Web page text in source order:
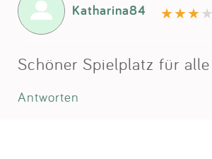
Katharina84
Schöner Spielplatz für alle
Antworten